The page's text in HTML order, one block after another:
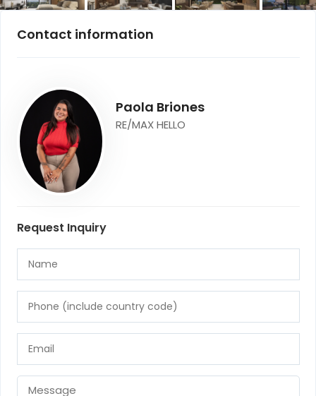
Contact information
Paola Briones
RE/MAX HELLO
Request Inquiry